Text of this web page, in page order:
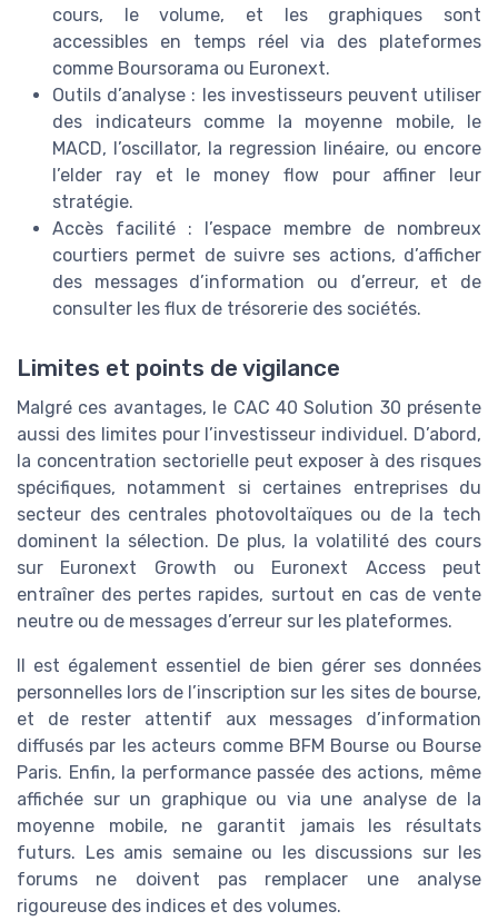
cours, le volume, et les graphiques sont
accessibles en temps réel via des plateformes
comme Boursorama ou Euronext.
Outils d’analyse : les investisseurs peuvent utiliser
des indicateurs comme la moyenne mobile, le
MACD, l’oscillator, la regression linéaire, ou encore
l’elder ray et le money flow pour affiner leur
stratégie.
Accès facilité : l’espace membre de nombreux
courtiers permet de suivre ses actions, d’afficher
des messages d’information ou d’erreur, et de
consulter les flux de trésorerie des sociétés.
Limites et points de vigilance
Malgré ces avantages, le CAC 40 Solution 30 présente
aussi des limites pour l’investisseur individuel. D’abord,
la concentration sectorielle peut exposer à des risques
spécifiques, notamment si certaines entreprises du
secteur des centrales photovoltaïques ou de la tech
dominent la sélection. De plus, la volatilité des cours
sur Euronext Growth ou Euronext Access peut
entraîner des pertes rapides, surtout en cas de vente
neutre ou de messages d’erreur sur les plateformes.
Il est également essentiel de bien gérer ses données
personnelles lors de l’inscription sur les sites de bourse,
et de rester attentif aux messages d’information
diffusés par les acteurs comme BFM Bourse ou Bourse
Paris. Enfin, la performance passée des actions, même
affichée sur un graphique ou via une analyse de la
moyenne mobile, ne garantit jamais les résultats
futurs. Les amis semaine ou les discussions sur les
forums ne doivent pas remplacer une analyse
rigoureuse des indices et des volumes.